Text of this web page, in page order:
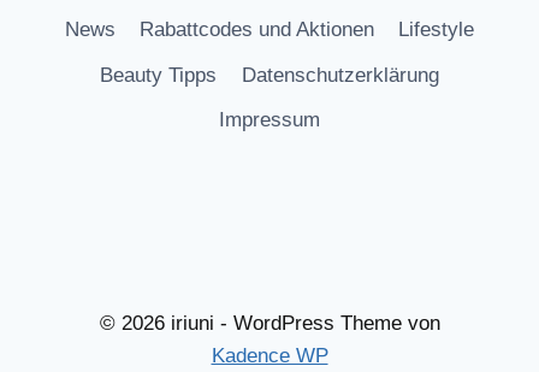
UND
News Rabattcodes und Aktionen
Lifestyle
Beauty Tipps
Datenschutzerklärung
Impressum
© 2026 iriuni - WordPress Theme von
Kadence WP